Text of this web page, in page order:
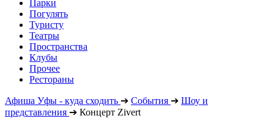
Парки
Погулять
Туристу
Театры
Пространства
Клубы
Прочее
Рестораны
Афиша Уфы - куда сходить ➔ События ➔ Шоу и
представления ➔ Концерт Zivert